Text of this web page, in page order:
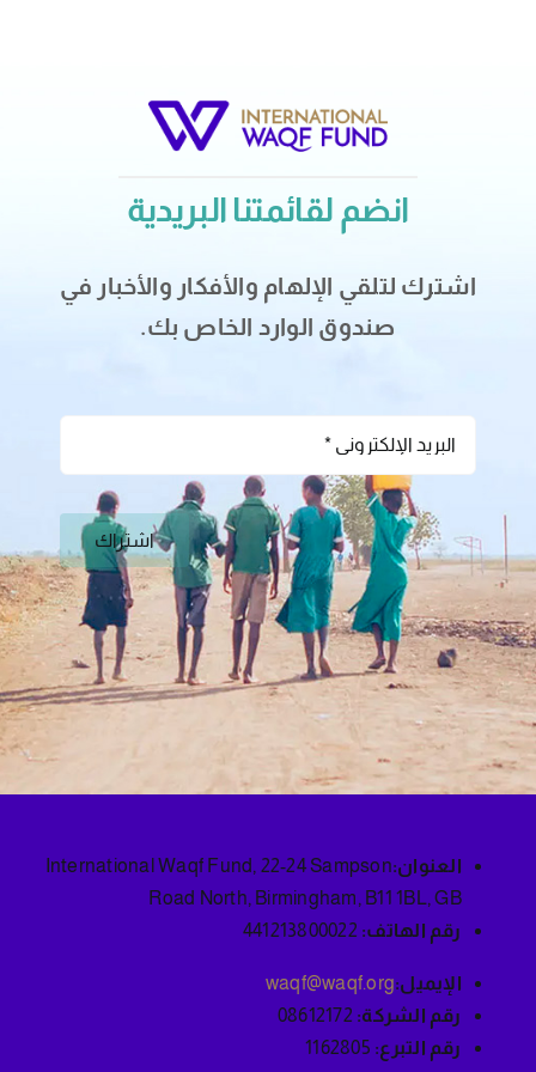
انضم لقائمتنا البريدية
اشترك لتلقي الإلهام والأفكار والأخبار في
صندوق الوارد الخاص بك.
اشتراك
العنوان:International Waqf Fund, 22-24 Sampson
Road North, Birmingham, B11 1BL, GB
رقم الهاتف: 441213800022
الإيميل:waqf@waqf.org
رقم الشركة: 08612172
رقم التبرع: 1162805